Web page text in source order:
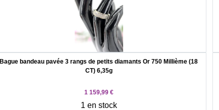
Bague bandeau pavée 3 rangs de petits diamants Or 750 Millième (18
CT) 6,35g
1 159,99 €
1 en stock